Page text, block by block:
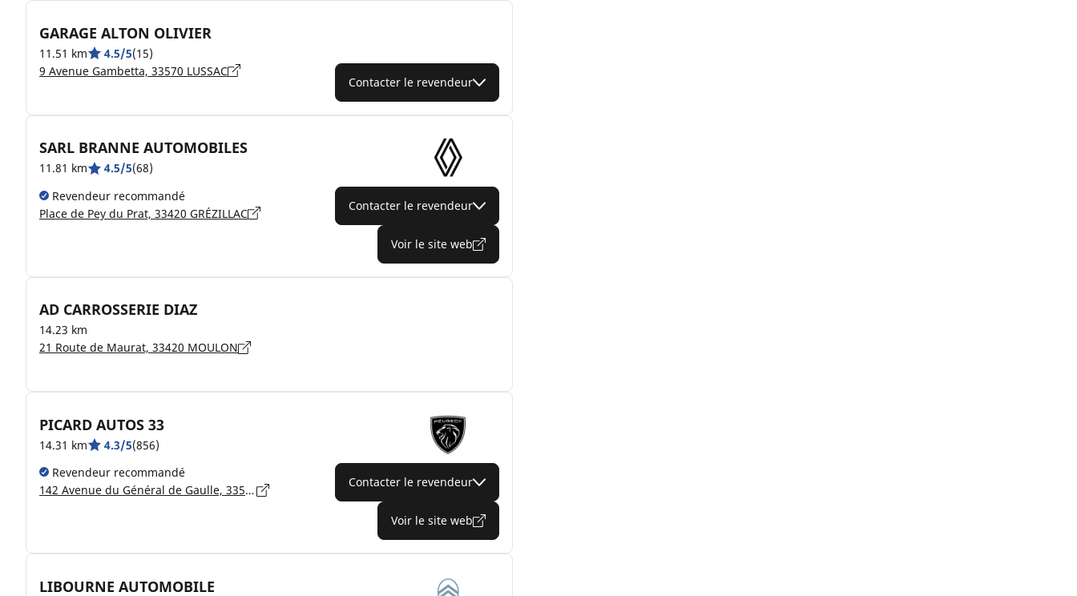
GARAGE ALTON OLIVIER
11.51 km 4.5/5(15)
9 Avenue Gambetta, 33570 LUSSAC
Contacter le revendeur
SARL BRANNE AUTOMOBILES
11.81 km 4.5/5(68)
Revendeur recommandé
Place de Pey du Prat, 33420 GRÉZILLAC
Contacter le revendeur
Voir le site web
AD CARROSSERIE DIAZ
14.23 km
21 Route de Maurat, 33420 MOULON
PICARD AUTOS 33
14.31 km 4.3/5(856)
Revendeur recommandé
142 Avenue du Général de Gaulle, 33500 LIBOURNE
Contacter le revendeur
Voir le site web
LIBOURNE AUTOMOBILE